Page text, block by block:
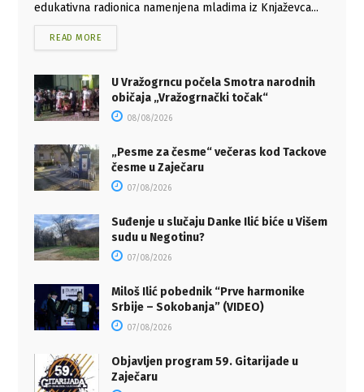
edukativna radionica namenjena mladima iz Knjaževca...
READ MORE
U Vražogrncu počela Smotra narodnih
običaja „Vražogrnački točak“
08/08/2026
„Pesme za česme“ večeras kod Tackove
česme u Zaječaru
07/08/2026
Suđenje u slučaju Danke Ilić biće u Višem
sudu u Negotinu?
07/08/2026
Miloš Ilić pobednik “Prve harmonike
Srbije – Sokobanja” (VIDEO)
07/08/2026
Objavljen program 59. Gitarijade u
Zaječaru